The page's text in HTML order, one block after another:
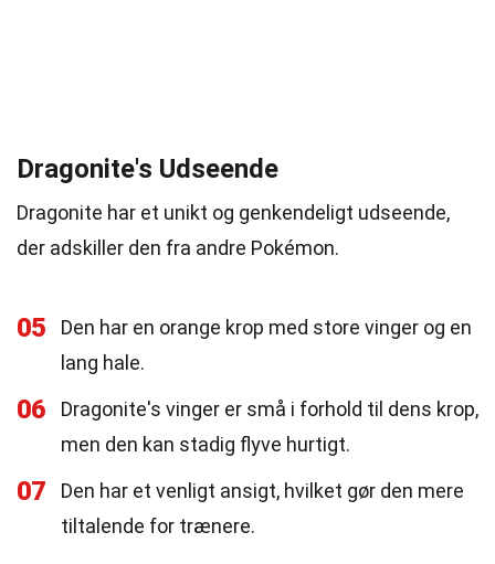
Dragonite's Udseende
Dragonite har et unikt og genkendeligt udseende,
der adskiller den fra andre Pokémon.
05
Den har en orange krop med store vinger og en
lang hale.
06
Dragonite's vinger er små i forhold til dens krop,
men den kan stadig flyve hurtigt.
07
Den har et venligt ansigt, hvilket gør den mere
tiltalende for trænere.